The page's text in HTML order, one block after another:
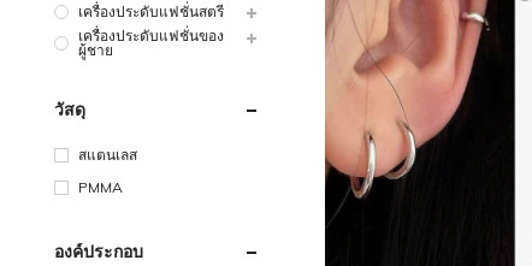
เครื่องประดับแฟชั่นสตรี
เครื่องประดับแฟชั่นของ
ผู้ชาย
วัสดุ
สแตนเลส
PMMA
องค์ประกอบ